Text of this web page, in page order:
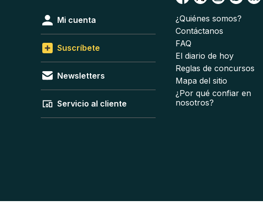
Mi cuenta
Suscríbete
Newsletters
Servicio al cliente
¿Quiénes somos?
Contáctanos
FAQ
El diario de hoy
Reglas de concursos
Mapa del sitio
¿Por qué confiar en
nosotros?